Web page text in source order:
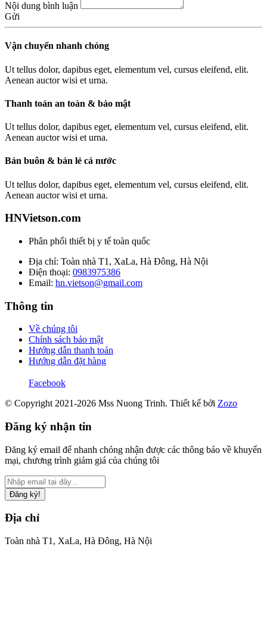
Nội dung bình luận
Gửi
Vận chuyển nhanh chóng
Ut tellus dolor, dapibus eget, elementum vel, cursus eleifend, elit.
Aenean auctor wisi et urna.
Thanh toán an toàn & bảo mật
Ut tellus dolor, dapibus eget, elementum vel, cursus eleifend, elit.
Aenean auctor wisi et urna.
Bán buôn & bán lẻ cả nước
Ut tellus dolor, dapibus eget, elementum vel, cursus eleifend, elit.
Aenean auctor wisi et urna.
HNVietson.com
Phân phối thiết bị y tế toàn quốc
Địa chỉ: Toàn nhà T1, XaLa, Hà Đông, Hà Nội
Điện thoại: 0983975386
Email: hn.vietson@gmail.com
Thông tin
Về chúng tôi
Chính sách bảo mật
Hướng dẫn thanh toán
Hướng dẫn đặt hàng
Facebook
© Copyright 2021-2026 Mss Nuong Trinh. Thiết kế bởi Zozo
Đăng ký nhận tin
Đăng ký email để nhanh chóng nhận được các thông báo về khuyến
mại, chương trình giảm giá của chúng tôi
Đăng ký!
Địa chỉ
Toàn nhà T1, XaLa, Hà Đông, Hà Nội